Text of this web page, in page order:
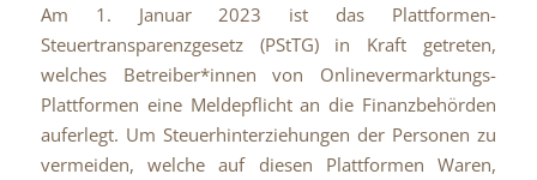
Am 1. Januar 2023 ist das Plattformen-
Steuertransparenzgesetz (PStTG) in Kraft getreten,
welches Betreiber*innen von Onlinevermarktungs-
Plattformen eine Meldepflicht an die Finanzbehörden
auferlegt. Um Steuerhinterziehungen der Personen zu
vermeiden, welche auf diesen Plattformen Waren,